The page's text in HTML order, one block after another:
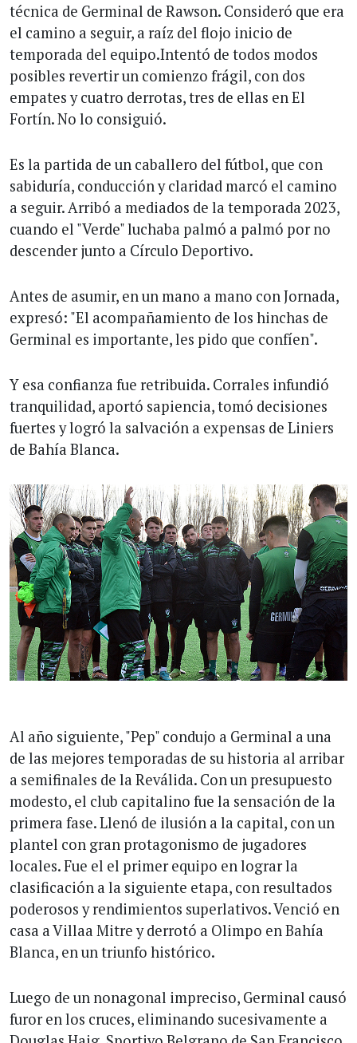
técnica de Germinal de Rawson. Consideró que era
el camino a seguir, a raíz del flojo inicio de
temporada del equipo.Intentó de todos modos
posibles revertir un comienzo frágil, con dos
empates y cuatro derrotas, tres de ellas en El
Fortín. No lo consiguió.
Es la partida de un caballero del fútbol, que con
sabiduría, conducción y claridad marcó el camino
a seguir. Arribó a mediados de la temporada 2023,
cuando el "Verde" luchaba palmó a palmó por no
descender junto a Círculo Deportivo.
Antes de asumir, en un mano a mano con Jornada,
expresó: "El acompañamiento de los hinchas de
Germinal es importante, les pido que confíen".
Y esa confianza fue retribuida. Corrales infundió
tranquilidad, aportó sapiencia, tomó decisiones
fuertes y logró la salvación a expensas de Liniers
de Bahía Blanca.
Al año siguiente, "Pep" condujo a Germinal a una
de las mejores temporadas de su historia al arribar
a semifinales de la Reválida. Con un presupuesto
modesto, el club capitalino fue la sensación de la
primera fase. Llenó de ilusión a la capital, con un
plantel con gran protagonismo de jugadores
locales. Fue el el primer equipo en lograr la
clasificación a la siguiente etapa, con resultados
poderosos y rendimientos superlativos. Venció en
casa a Villaa Mitre y derrotó a Olimpo en Bahía
Blanca, en un triunfo histórico.
Luego de un nonagonal impreciso, Germinal causó
furor en los cruces, eliminando sucesivamente a